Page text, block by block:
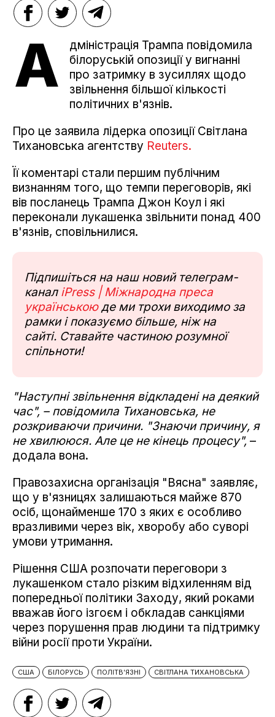
А
дміністрація Трампа повідомила
білоруській опозиції у вигнанні
про затримку в зусиллях щодо
звільнення більшої кількості
політичних в'язнів.
Про це заявила лідерка опозиції Світлана
Тихановська агентству Reuters.
Її коментарі стали першим публічним
визнанням того, що темпи переговорів, які
вів посланець Трампа Джон Коул і які
переконали лукашенка звільнити понад 400
в'язнів, сповільнилися.
Підпишіться на наш новий телеграм-
канал iPress | Міжнародна преса
українськоюде ми трохи виходимо за
рамки і показуємо більше, ніж на
сайті. Ставайте частиною розумної
спільноти!
"Наступні звільнення відкладені на деякий
час", – повідомила Тихановська, не
розкриваючи причини. "Знаючи причину, я
не хвилююся. Але це не кінець процесу", –
додала вона.
Правозахисна організація "Вясна" заявляє,
що у в'язницях залишаються майже 870
осіб, щонайменше 170 з яких є особливо
вразливими через вік, хворобу або суворі
умови утримання.
Рішення США розпочати переговори з
лукашенком стало різким відхиленням від
попередньої політики Заходу, який роками
вважав його ізгоєм і обкладав санкціями
через порушення прав людини та підтримку
війни росії проти України.
США БІЛОРУСЬ ПОЛІТВ’ЯЗНІ СВІТЛАНА ТИХАНОВСЬКА